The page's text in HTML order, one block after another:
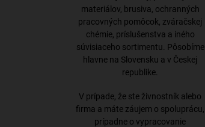
materiálov, brusiva, ochranných
pracovných pomôcok, zváračskej
chémie, príslušenstva a iného
súvisiaceho sortimentu. Pôsobíme
hlavne na Slovensku a v Českej
republike.
V prípade, že ste živnostník alebo
firma a máte záujem o spoluprácu,
prípadne o vypracovanie